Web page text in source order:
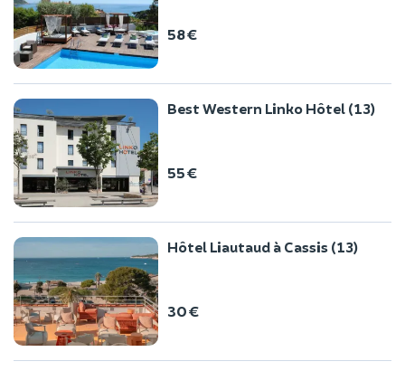
58 €
Best Western Linko Hôtel (13)
55 €
Hôtel Liautaud à Cassis (13)
30 €